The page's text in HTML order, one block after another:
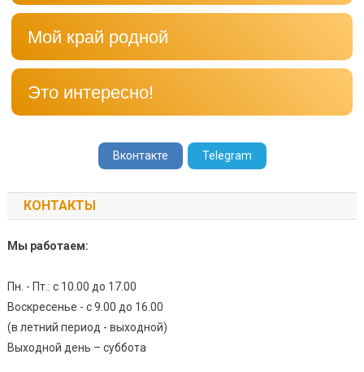
Мой край родной
Это интересно!
Вконтакте Telegram
КОНТАКТЫ
Мы работаем:
Пн. - Пт.: с 10.00 до 17.00
Воскресенье - с 9.00 до 16.00
(в летний период - выходной)
Выходной день – суббота